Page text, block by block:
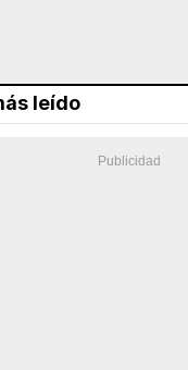
leído